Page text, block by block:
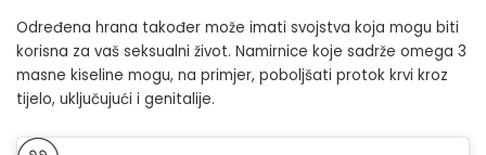
Određena hrana također može imati svojstva koja mogu biti
korisna za vaš seksualni život. Namirnice koje sadrže omega 3
masne kiseline mogu, na primjer, poboljšati protok krvi kroz
tijelo, uključujući i genitalije.